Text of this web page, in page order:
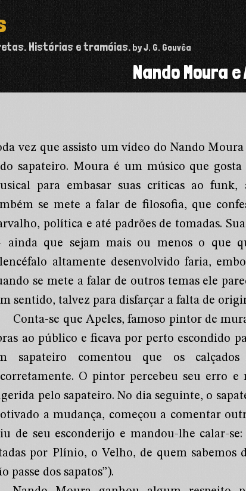
Histórias e tramóias. by J. G. Gouvêa
Nando Moura e
vez que assisto um vídeo do Nando
sapateiro. Moura é um músico que
para embasar suas críticas ao funk,
se mete a falar de filosofia, que
política e até padrões de tomadas.
que sejam mais ou menos o que
altamente desenvolvido faria,
se mete a falar de outros temas ele
sentido, talvez para disfarçar a falta de
Conta-se que Apeles, famoso pintor de
ao público e ficava por perto escondido
sapateiro comentou que os calçados
O pintor percebeu seu erro e
pelo sapateiro. No dia seguinte, o
a mudança, começou a comentar
de seu esconderijo e mandou-lhe calar-
por Plínio, o Velho, de quem sabemos
passe dos sapatos”).